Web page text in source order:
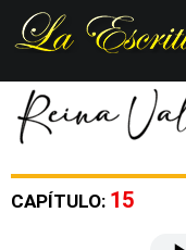
CAPÍTULO: 15